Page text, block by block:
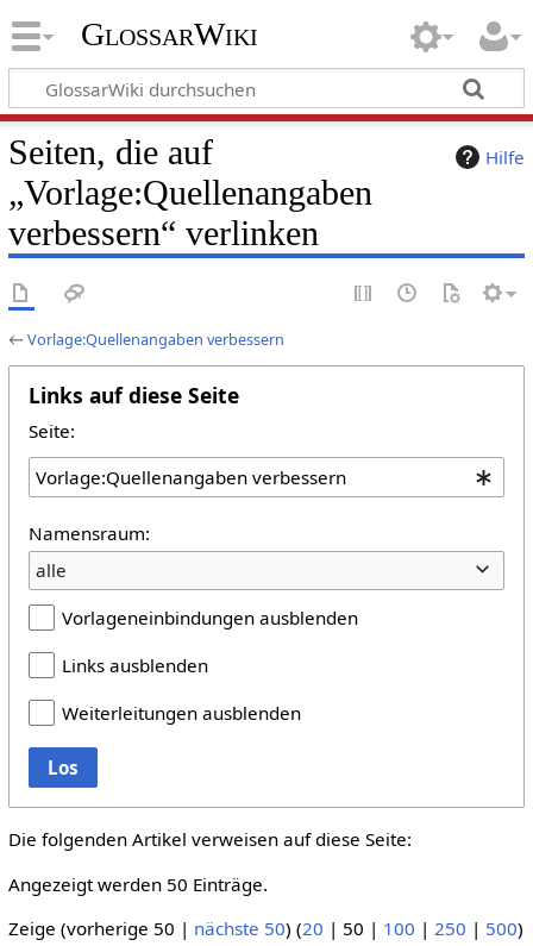
GlossarWiki
Hilfe
Seiten, die auf
„Vorlage:Quellenangaben
verbessern“ verlinken
←Vorlage:Quellenangaben verbessern
Links auf diese Seite
Seite:
Namensraum:
alle
Vorlageneinbindungen ausblenden
Links ausblenden
Weiterleitungen ausblenden
Los
Die folgenden Artikel verweisen auf diese Seite:
Angezeigt werden 50 Einträge.
Zeige (vorherige 50 | nächste 50) (20 | 50 | 100 | 250 | 500)